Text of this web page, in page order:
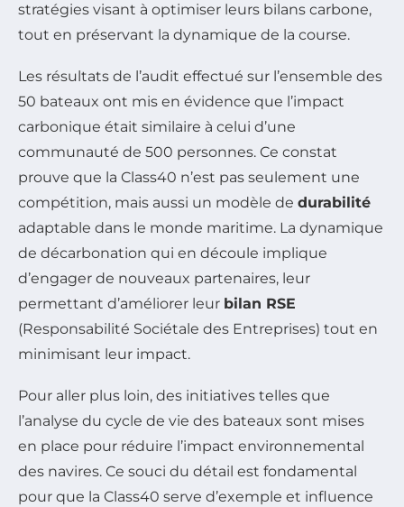
stratégies visant à optimiser leurs bilans carbone,
tout en préservant la dynamique de la course.
Les résultats de l’audit effectué sur l’ensemble des
50 bateaux ont mis en évidence que l’impact
carbonique était similaire à celui d’une
communauté de 500 personnes. Ce constat
prouve que la Class40 n’est pas seulement une
compétition, mais aussi un modèle de durabilité
adaptable dans le monde maritime. La dynamique
de décarbonation qui en découle implique
d’engager de nouveaux partenaires, leur
permettant d’améliorer leur bilan RSE
(Responsabilité Sociétale des Entreprises) tout en
minimisant leur impact.
Pour aller plus loin, des initiatives telles que
l’analyse du cycle de vie des bateaux sont mises
en place pour réduire l’impact environnemental
des navires. Ce souci du détail est fondamental
pour que la Class40 serve d’exemple et influence